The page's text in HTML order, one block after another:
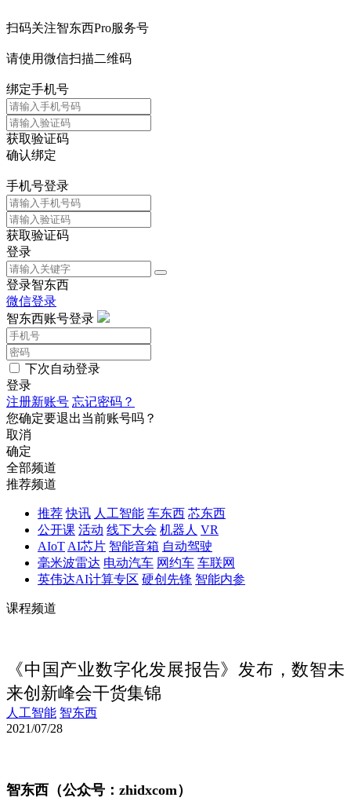
扫码关注智东西Pro服务号
请使用微信扫描二维码
绑定手机号
获取验证码
确认绑定
手机号登录
获取验证码
登录
登录智东西
微信登录
智东西账号登录
下次自动登录
登录
注册新账号 忘记密码？
您确定要退出当前账号吗？
取消
确定
全部频道
推荐频道
推荐 快讯 人工智能 车东西 芯东西
公开课 活动 线下大会 机器人 VR
AIoT AI芯片 智能音箱 自动驾驶
毫米波雷达 电动汽车 网约车 车联网
英伟达AI计算专区 硬创先锋 智能内参
课程频道
《中国产业数字化发展报告》发布，数智未
来创新峰会干货集锦
人工智能 智东西
2021/07/28
智东西（公众号：zhidxcom）